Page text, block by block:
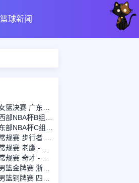
篮球新闻